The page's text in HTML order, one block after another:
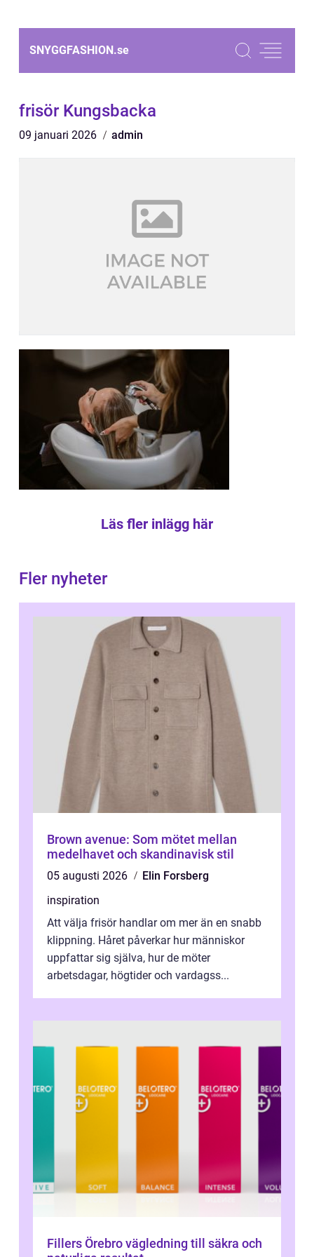
SNYGGFASHION.se
frisör Kungsbacka
09 januari 2026 admin
Läs fler inlägg här
Fler nyheter
Brown avenue: Som mötet mellan
medelhavet och skandinavisk stil
05 augusti 2026
Elin Forsberg
inspiration
Att välja frisör handlar om mer än en snabb
klippning. Håret påverkar hur människor
uppfattar sig själva, hur de möter
arbetsdagar, högtider och vardagss...
Fillers Örebro vägledning till säkra och